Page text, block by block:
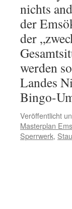
nichts
der
der
werden
Landes
Bingo-
Veröffentlicht
Masterplan Ems
Sperrwerk,